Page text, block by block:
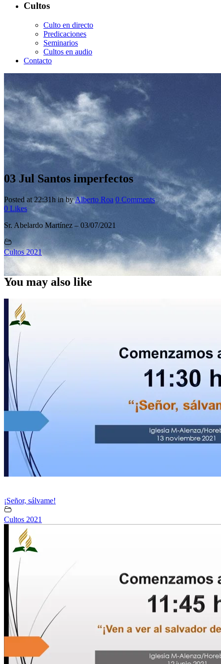
Cultos
Culto en directo
Predicaciones
Seminarios
Cultos en audio
Contacto
Santos imperfectos
03 Jul Santos imperfectos
Posted at 22:31h in byAlberto Roa 0 Comments
0 Likes
Sr. Abelardo Martínez – 03/07/2021
Cultos 2021
You may also like
¡Señor, sálvame!
Cultos 2021